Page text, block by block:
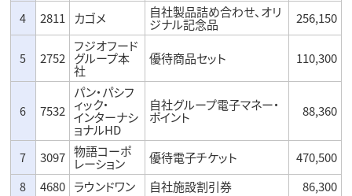
4 2811 カゴメ 自社製品詰め合わせ、オリ
ジナル記念品 256,150
5 2752
フジオフード
グループ本
社
優待商品セット 110,300
6 7532
パン・パシフ
ィック・
インターナシ
ョナルHD
自社グループ電子マネー・
ポイント 88,360
7 3097 物語コーポ
レーション 優待電子チケット
470,500
8
4680 ラウンドワン 自社施設割引券
86,300